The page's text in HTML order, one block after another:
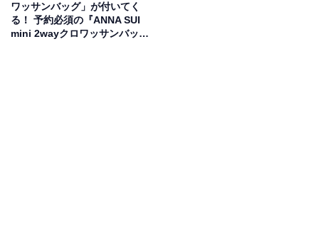
ワッサンバッグ」が付いてく
る！ 予約必須の『ANNA SUI
mini 2wayクロワッサンバッグ